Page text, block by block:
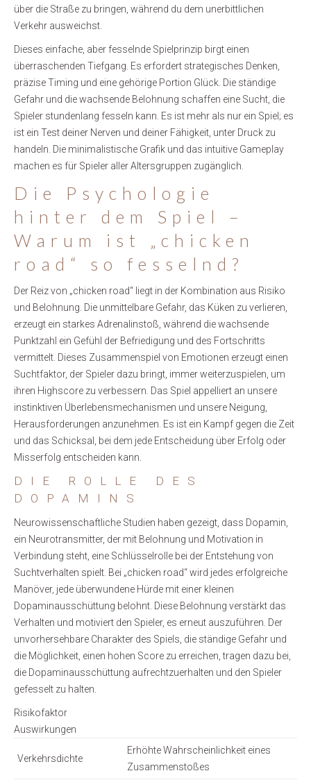
über die Straße zu bringen, während du dem unerbittlichen
Verkehr ausweichst.
Dieses einfache, aber fesselnde Spielprinzip birgt einen
überraschenden Tiefgang. Es erfordert strategisches Denken,
präzise Timing und eine gehörige Portion Glück. Die ständige
Gefahr und die wachsende Belohnung schaffen eine Sucht, die
Spieler stundenlang fesseln kann. Es ist mehr als nur ein Spiel; es
ist ein Test deiner Nerven und deiner Fähigkeit, unter Druck zu
handeln. Die minimalistische Grafik und das intuitive Gameplay
machen es für Spieler aller Altersgruppen zugänglich.
Die Psychologie
hinter dem Spiel –
Warum ist „chicken
road“ so fesselnd?
Der Reiz von „chicken road“ liegt in der Kombination aus Risiko
und Belohnung. Die unmittelbare Gefahr, das Küken zu verlieren,
erzeugt ein starkes Adrenalinstoß, während die wachsende
Punktzahl ein Gefühl der Befriedigung und des Fortschritts
vermittelt. Dieses Zusammenspiel von Emotionen erzeugt einen
Suchtfaktor, der Spieler dazu bringt, immer weiterzuspielen, um
ihren Highscore zu verbessern. Das Spiel appelliert an unsere
instinktiven Überlebensmechanismen und unsere Neigung,
Herausforderungen anzunehmen. Es ist ein Kampf gegen die Zeit
und das Schicksal, bei dem jede Entscheidung über Erfolg oder
Misserfolg entscheiden kann.
DIE ROLLE DES
DOPAMINS
Neurowissenschaftliche Studien haben gezeigt, dass Dopamin,
ein Neurotransmitter, der mit Belohnung und Motivation in
Verbindung steht, eine Schlüsselrolle bei der Entstehung von
Suchtverhalten spielt. Bei „chicken road“ wird jedes erfolgreiche
Manöver, jede überwundene Hürde mit einer kleinen
Dopaminausschüttung belohnt. Diese Belohnung verstärkt das
Verhalten und motiviert den Spieler, es erneut auszuführen. Der
unvorhersehbare Charakter des Spiels, die ständige Gefahr und
die Möglichkeit, einen hohen Score zu erreichen, tragen dazu bei,
die Dopaminausschüttung aufrechtzuerhalten und den Spieler
gefesselt zu halten.
Risikofaktor
Auswirkungen
Verkehrsdichte
Erhöhte Wahrscheinlichkeit eines
Zusammenstoßes